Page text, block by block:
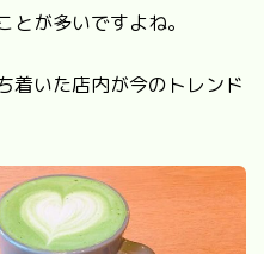
が多いですよね。
着いた店内が今のトレンド